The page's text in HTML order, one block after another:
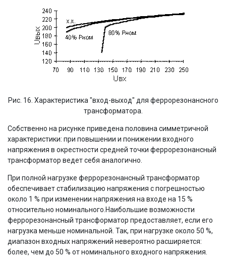
Рис. 16. Характеристика "вход-выход" для феррорезонансного
трансформатора.
Собственно на рисунке приведена половина симметричной
характеристики: при повышении и понижении входного
напряжения в окрестности средней точки феррорезонансный
трансформатор ведет себя аналогично.
При полной нагрузке феррорезонансный трансформатор
обеспечивает стабилизацию напряжения с погрешностью
около 1 % при изменении напряжения на входе на 15 %
относительно номинального.Наибольшие возможности
феррорезонансный трансформатор предоставляет, если его
нагрузка меньше номинальной. Так, при нагрузке около 50 %,
диапазон входных напряжений невероятно расширяется:
более, чем до 50 % от номинального входного напряжения.